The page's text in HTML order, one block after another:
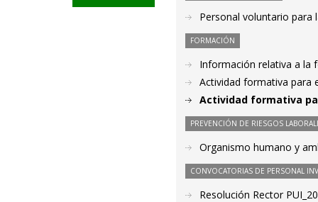
Personal voluntario para
FORMACIÓN
Información relativa a la
Actividad formativa para
Actividad formativa
PREVENCIÓN DE RIESGOS
Organismo humano y
CONVOCATORIAS DE PERSONAL
Resolución Rector